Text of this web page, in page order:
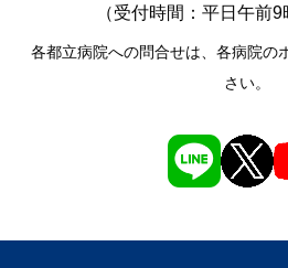
（受付時間：平日午前9
各都立病院への問合せは、各病院の
さい。